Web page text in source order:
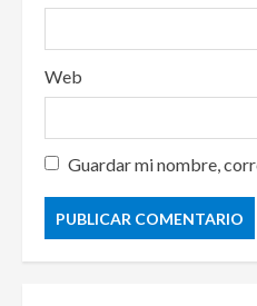
Web
Guardar mi nombre,